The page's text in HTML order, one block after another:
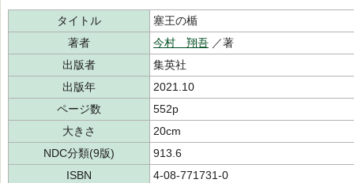
タイトル
塞王の楯
著者
今村 翔吾 ／著
出版者
集英社
出版年
2021.10
ページ数
552p
大きさ
20cm
NDC分類(9版)
913.6
ISBN
4-08-771731-0